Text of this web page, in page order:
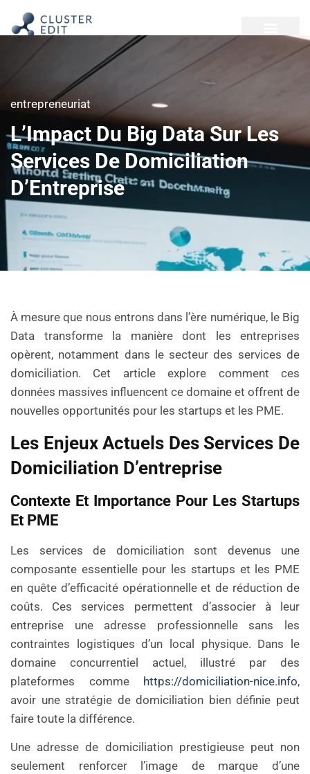
entrepreneuriat
L’Impact Du Big Data Sur Les
Services De Domiciliation
D’Entreprise
À mesure que nous entrons dans l’ère numérique, le Big
Data transforme la manière dont les entreprises
opèrent, notamment dans le secteur des services de
domiciliation. Cet article explore comment ces
données massives influencent ce domaine et offrent de
nouvelles opportunités pour les startups et les PME.
Les Enjeux Actuels Des Services De
Domiciliation D’entreprise
Contexte Et Importance Pour Les Startups
Et PME
Les services de domiciliation sont devenus une
composante essentielle pour les startups et les PME
en quête d’efficacité opérationnelle et de réduction de
coûts. Ces services permettent d’associer à leur
entreprise une adresse professionnelle sans les
contraintes logistiques d’un local physique. Dans le
domaine concurrentiel actuel, illustré par des
plateformes comme https://domiciliation-nice.info,
avoir une stratégie de domiciliation bien définie peut
faire toute la différence.
Une adresse de domiciliation prestigieuse peut non
seulement renforcer l’image de marque d’une